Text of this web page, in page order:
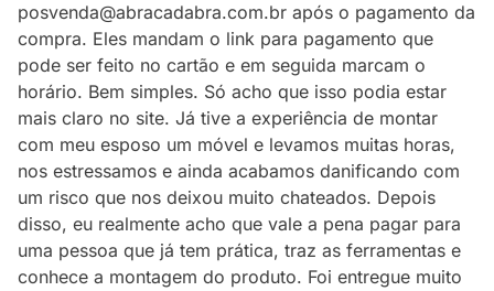
posvenda@abracadabra.com.br após o pagamento da
compra. Eles mandam o link para pagamento que
pode ser feito no cartão e em seguida marcam o
horário. Bem simples. Só acho que isso podia estar
mais claro no site. Já tive a experiência de montar
com meu esposo um móvel e levamos muitas horas,
nos estressamos e ainda acabamos danificando com
um risco que nos deixou muito chateados. Depois
disso, eu realmente acho que vale a pena pagar para
uma pessoa que já tem prática, traz as ferramentas e
conhece a montagem do produto. Foi entregue muito